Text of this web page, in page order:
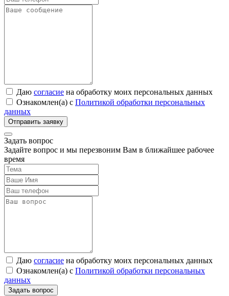
Даю согласие на обработку моих персональных данных
Ознакомлен(а) с Политикой обработки персональных
данных
Задать вопрос
Задайте вопрос и мы перезвоним Вам в ближайшее рабочее
время
Даю согласие на обработку моих персональных данных
Ознакомлен(а) с Политикой обработки персональных
данных